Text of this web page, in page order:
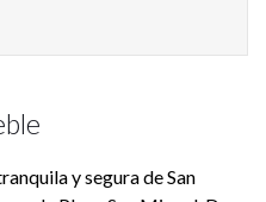
y segura de San